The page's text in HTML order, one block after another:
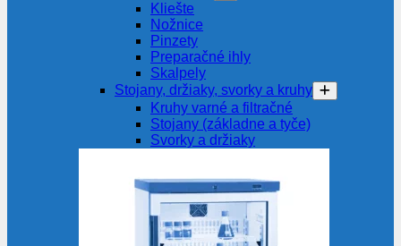
Kliešte
Nožnice
Pinzety
Preparačné ihly
Skalpely
Stojany, držiaky, svorky a kruhy
Kruhy varné a filtračné
Stojany (základne a tyče)
Svorky a držiaky